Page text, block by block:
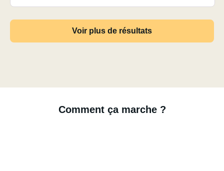
Voir plus de résultats
Comment ça marche ?